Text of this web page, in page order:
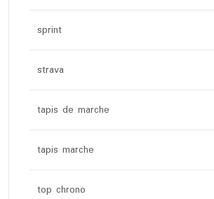
sprint
strava
tapis de marche
tapis marche
top chrono